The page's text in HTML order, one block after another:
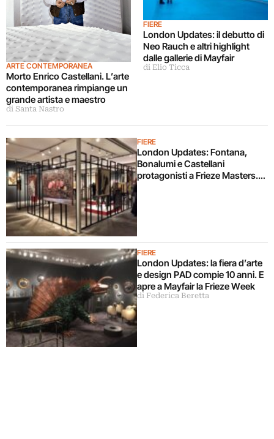
ARTE CONTEMPORANEA
Morto Enrico Castellani. L’arte
contemporanea rimpiange un
grande artista e maestro
di Santa Nastro
FIERE
London Updates: il debutto di
Neo Rauch e altri highlight
dalle gallerie di Mayfair
di Elio Ticca
FIERE
London Updates: Fontana,
Bonalumi e Castellani
protagonisti a Frieze Masters.
FIERE
London Updates: la fiera d’arte
e design PAD compie 10 anni. E
apre a Mayfair la Frieze Week
di Federica Beretta